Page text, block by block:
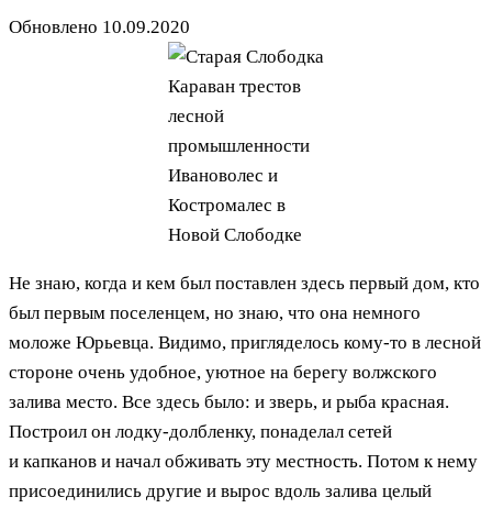
Обновлено 10.09.2020
Караван трестов
лесной
промышленности
Ивановолес и
Костромалес в
Новой Слободке
Не знаю, когда и кем был поставлен здесь первый дом, кто
был первым поселенцем, но знаю, что она немного
моложе Юрьевца. Видимо, пригляделось кому-то в лесной
стороне очень удобное, уютное на берегу волжского
залива место. Все здесь было: и зверь, и рыба красная.
Построил он лодку-долбленку, понаделал сетей
и капканов и начал обживать эту местность. Потом к нему
присоединились другие и вырос вдоль залива целый